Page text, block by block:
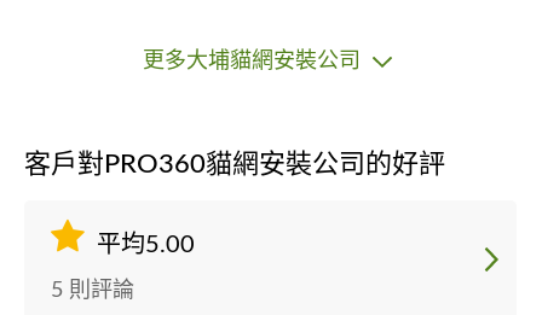
更多大埔貓網安裝公司
客戶對PRO360貓網安裝公司的好評
平均5.00
5 則評論